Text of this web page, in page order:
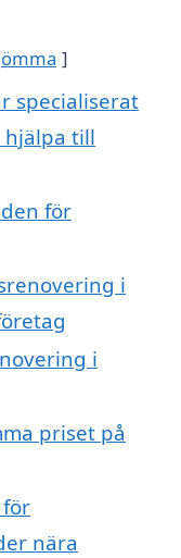
specialiserat
hjälpa till
för
i
i
priset på
nära